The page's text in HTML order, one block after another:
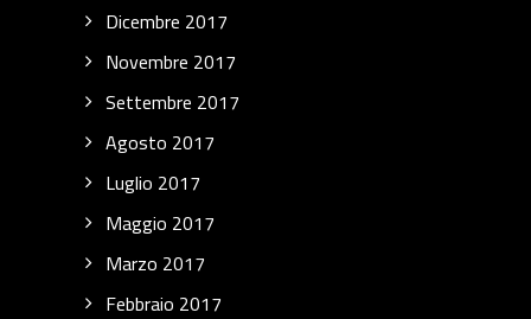
Dicembre 2017
Novembre 2017
Settembre 2017
Agosto 2017
Luglio 2017
Maggio 2017
Marzo 2017
Febbraio 2017